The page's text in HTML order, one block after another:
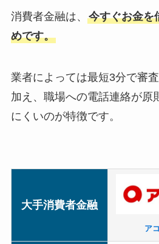
消費者金融は、 今すぐお金を
めです。
業者によっては最短3分で審
加え、職場への電話連絡が原
にくいのが特徴です。
大手消費者金融
ア